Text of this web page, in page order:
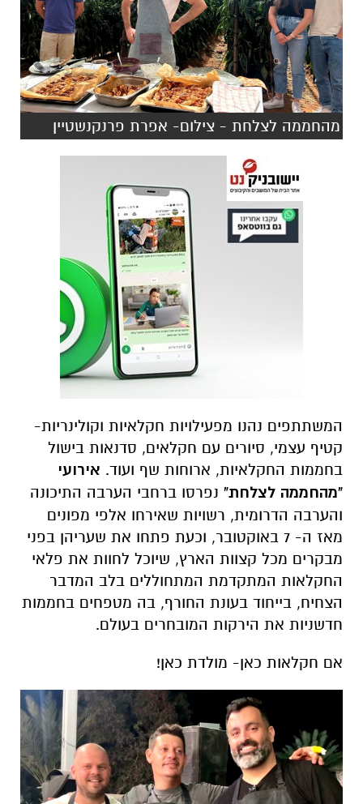
מהחממה לצלחת - צילום- אפרת פרנקנשטיין
המשתתפים נהנו מפעילויות חקלאיות וקולינריות-
קטיף עצמי, סיורים עם חקלאים, סדנאות בישול
בחממות החקלאיות, ארוחות שף ועוד. אירועי
"מהחממה לצלחת" נפרסו ברחבי הערבה התיכונה
והערבה הדרומית, רשויות שאירחו אלפי מפונים
מאז ה- 7 באוקטובר, וכעת פתחו את שעריהן בפני
מבקרים מכל קצוות הארץ, שיוכל לחוות את פלאי
החקלאות המתקדמת המתחוללים בלב המדבר
הצחיח, בייחוד בעונת החורף, בה מטפחים בחממות
חדשניות את הירקות המובחרים בעולם.
אם חקלאות כאן- מולדת כאן!